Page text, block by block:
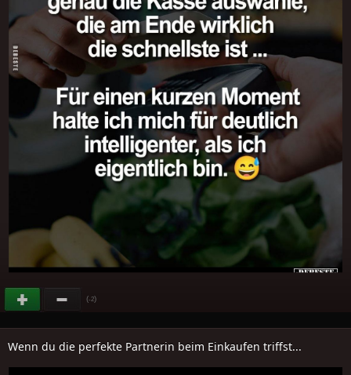
(-2)
Wenn du die perfekte Partnerin beim Einkaufen triffst...